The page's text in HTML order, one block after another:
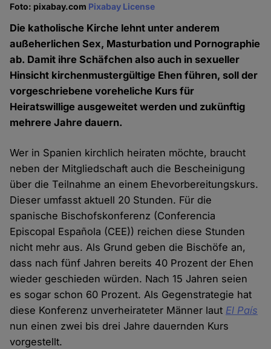
Foto: pixabay.com Pixabay License
Die katholische Kirche lehnt unter anderem
außeherlichen Sex, Masturbation und Pornographie
ab. Damit ihre Schäfchen also auch in sexueller
Hinsicht kirchenmustergültige Ehen führen, soll der
vorgeschriebene voreheliche Kurs für
Heiratswillige ausgeweitet werden und zukünftig
mehrere Jahre dauern.
Wer in Spanien kirchlich heiraten möchte, braucht
neben der Mitgliedschaft auch die Bescheinigung
über die Teilnahme an einem Ehevorbereitungskurs.
Dieser umfasst aktuell 20 Stunden. Für die
spanische Bischofskonferenz (Conferencia
Episcopal Española (CEE)) reichen diese Stunden
nicht mehr aus. Als Grund geben die Bischöfe an,
dass nach fünf Jahren bereits 40 Prozent der Ehen
wieder geschieden würden. Nach 15 Jahren seien
es sogar schon 60 Prozent. Als Gegenstrategie hat
diese Konferenz unverheirateter Männer laut El País
nun einen zwei bis drei Jahre dauernden Kurs
vorgestellt.